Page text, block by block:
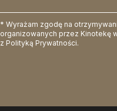
* Wyrażam zgodę na
organizowanych przez Kinotekę
z Polityką Prywatności.